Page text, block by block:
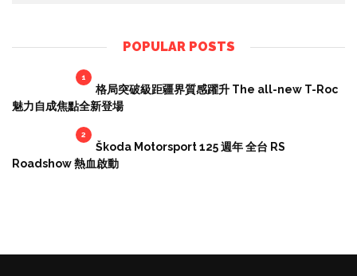
POPULAR POSTS
1
格局突破級距疆界質感躍升 The all-new T-Roc
魅力自成焦點全新登場
2
Škoda Motorsport 125 週年 全台 RS
Roadshow 熱血啟動